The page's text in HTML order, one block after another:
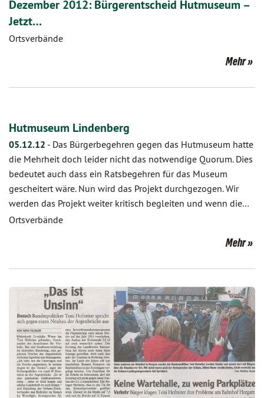
Dezember 2012: Bürgerentscheid Hutmuseum –
Jetzt…
Ortsverbände
Mehr
Hutmuseum Lindenberg
05.12.12 - Das Bürgerbegehren gegen das Hutmuseum hatte
die Mehrheit doch leider nicht das notwendige Quorum. Dies
bedeutet auch dass ein Ratsbegehren für das Museum
gescheitert wäre. Nun wird das Projekt durchgezogen. Wir
werden das Projekt weiter kritisch begleiten und wenn die…
Ortsverbände
Mehr